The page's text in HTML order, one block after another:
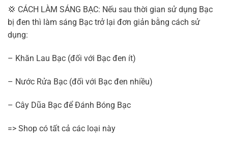
💢 CÁCH LÀM SÁNG BẠC: Nếu sau thời gian sử dụng Bạc
bị đen thì làm sáng Bạc trở lại đơn giản bằng cách sử
dụng:
– Khăn Lau Bạc (đối với Bạc đen ít)
– Nước Rửa Bạc (đối với Bạc đen nhiều)
– Cây Dũa Bạc để Đánh Bóng Bạc
=> Shop có tất cả các loại này